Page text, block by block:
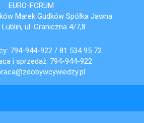
EURO-FORUM
Marek Gudków Spółka Jawna
ul. Graniczna 4/7,8
794-944-922/ 81 534 95 72
i sprzedaż: 794-944-922